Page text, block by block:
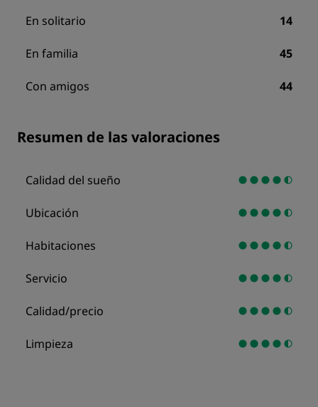
En solitario 14
En familia 45
Con amigos 44
Resumen de las valoraciones
Calidad del sueño
Ubicación
Habitaciones
Servicio
Calidad/precio
Limpieza